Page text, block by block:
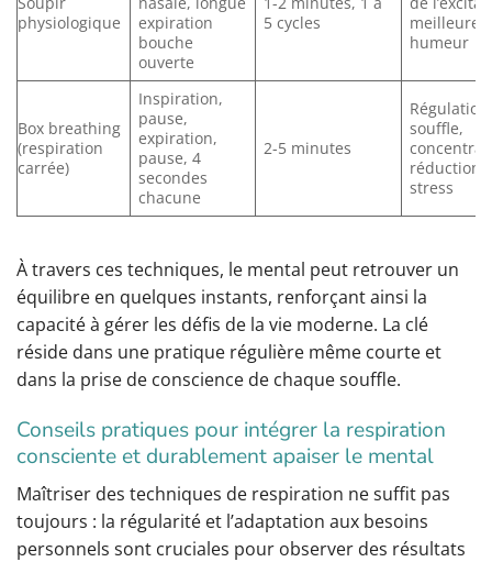
physiologique
expiration
bouche
ouverte
5 cycles
meilleure
humeur
Box breathing
(respiration
carrée)
Inspiration,
pause,
expiration,
pause, 4
secondes
chacune
2-5 minutes
souffle,
réduction
stress
À travers ces techniques, le mental peut retrouver un
équilibre en quelques instants, renforçant ainsi la
capacité à gérer les défis de la vie moderne. La clé
réside dans une pratique régulière même courte et
dans la prise de conscience de chaque souffle.
Conseils pratiques pour intégrer la respiration
consciente et durablement apaiser le mental
Maîtriser des techniques de respiration ne suffit pas
toujours : la régularité et l’adaptation aux besoins
personnels sont cruciales pour observer des résultats